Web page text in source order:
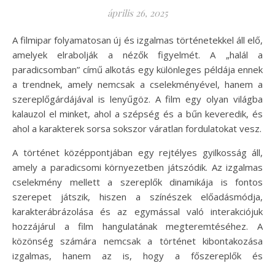
április 26, 2025
A filmipar folyamatosan új és izgalmas történetekkel áll elő,
amelyek elrabolják a nézők figyelmét. A „halál a
paradicsomban” című alkotás egy különleges példája ennek
a trendnek, amely nemcsak a cselekményével, hanem a
szereplőgárdájával is lenyűgöz. A film egy olyan világba
kalauzol el minket, ahol a szépség és a bűn keveredik, és
ahol a karakterek sorsa sokszor váratlan fordulatokat vesz.
A történet középpontjában egy rejtélyes gyilkosság áll,
amely a paradicsomi környezetben játszódik. Az izgalmas
cselekmény mellett a szereplők dinamikája is fontos
szerepet játszik, hiszen a színészek előadásmódja,
karakterábrázolása és az egymással való interakciójuk
hozzájárul a film hangulatának megteremtéséhez. A
közönség számára nemcsak a történet kibontakozása
izgalmas, hanem az is, hogy a főszereplők és